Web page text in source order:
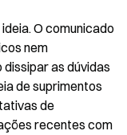
O comunicado
nem
as dúvidas
de suprimentos
de
recentes com